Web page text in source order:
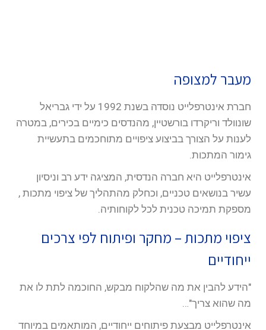
מעבר למצופה
חברת אינטרפלייט נוסדה בשנת 1992 על ידי גבריאל
שונוולד וריקרדו בורשטיין, מהנדסים כימיים בכירים, במטרה
לענות על הצורך בביצוע ציפויים מתוחכמים בתעשיית
גימור המתכות.
אינטרפלייט היא חברה הנדסית, המציגה ידע רב וניסיון
עשיר בנושאים טכניים, וכחלק מהתהליך של ציפוי מתכות ,
מספקת תמיכה טכנית לכל לקוחותיה.
ציפוי מתכות – מחקר ופיתוח לפי צרכים
ייחודיים
"הידע להבין את מה שהלקוח מבקש, החוכמה לתת לו את
מה שהוא צריך"…
אינטרפלייט מבצעת פיתוחים ייחודיים, המותאמים במיוחד